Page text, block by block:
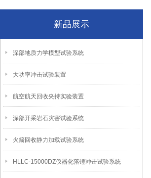
新品展示
深部地质力学模型试验系统
大功率冲击试验装置
航空航天回收夹持实验装置
深部开采岩石灾害试验系统
火箭回收静力加载试验系统
HLLC-15000DZ仪器化落锤冲击试验系统